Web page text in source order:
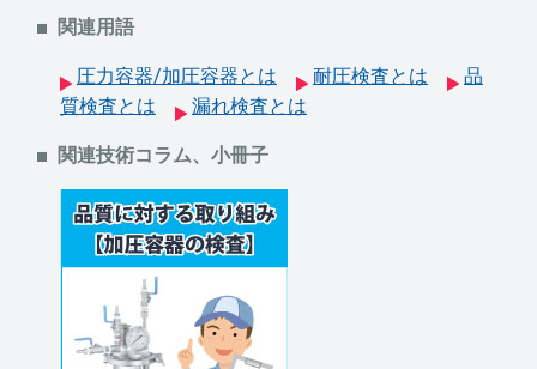
関連用語
圧力容器/加圧容器とは 耐圧検査とは
品
質検査とは
漏れ検査とは
関連技術コラム、小冊子